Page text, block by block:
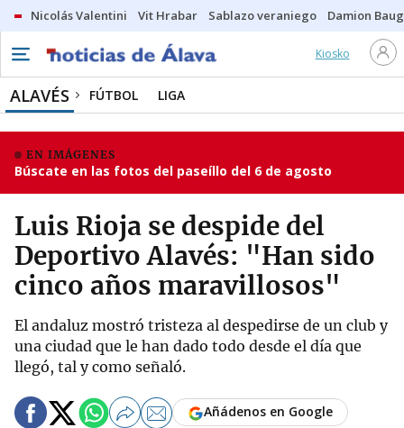
Nicolás Valentini Vit Hrabar Sablazo veraniego Damion
Kiosko
ALAVÉS FÚTBOL LIGA
EN IMÁGENES
Búscate en las fotos del paseíllo del 6 de agosto
Luis Rioja se despide del
Deportivo Alavés: "Han sido
cinco años maravillosos"
El andaluz mostró tristeza al despedirse de un club y
una ciudad que le han dado todo desde el día que
llegó, tal y como señaló.
Añádenos en Google